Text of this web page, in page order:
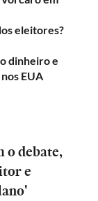
eleitores?
dinheiro e
EUA
o debate,
e